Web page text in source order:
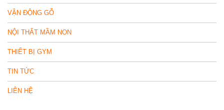
VẬN ĐỘNG GỖ
NỘI THẤT MẦM NON
THIẾT BỊ GYM
TIN TỨC
LIÊN HỆ